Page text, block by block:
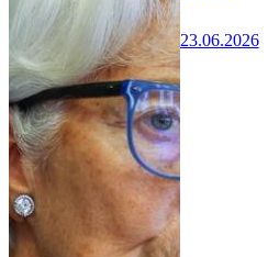
23.06.2026